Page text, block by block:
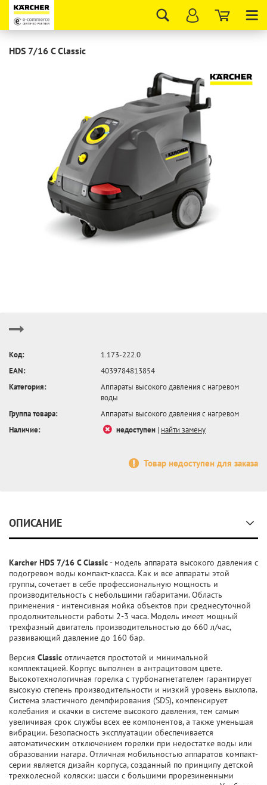
HDS 7/16 С Classic
Код:
1.173-222.0
EAN:
4039784813854
Категория:
Аппараты высокого давления с нагревом
воды
Группа товара:
Аппараты высокого давления с нагревом
Наличие:
недоступен | найти замену
Товар недоступен для заказа
ОПИСАНИЕ
Karcher HDS 7/16 C Classic- модель аппарата высокого давления с
подогревом воды компакт-класса. Как и все аппараты этой
группы, сочетает в себе профессиональную мощность и
производительность с небольшими габаритами. Область
применения - интенсивная мойка объектов при среднесуточной
продолжительности работы 2-3 часа. Модель имеет мощный
трехфазный двигатель производительностью до 660 л/час,
развивающий давление до 160 бар.
Версия Classic отличается простотой и минимальной
комплектацией. Корпус выполнен в антрацитовом цвете.
Высокотехнологичная горелка с турбонагнетателем гарантирует
высокую степень производительности и низкий уровень выхлопа.
Система эластичного демпфирования (SDS), компенсирует
колебания и скачки в системе высокого давления, тем самым
увеличивая срок службы всех ее компонентов, а также уменьшая
вибрации. Безопасность эксплуатации обеспечивается
автоматическим отключением горелки при недостатке воды или
образовании нагара. Отличная мобильностью аппаратов компакт-
серии является дизайн корпуса, созданный по принципу детской
трехколесной коляски: шасси с большими прорезиненными